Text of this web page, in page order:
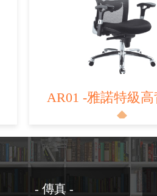
AR01 -雅諾特級
- 傳真 -